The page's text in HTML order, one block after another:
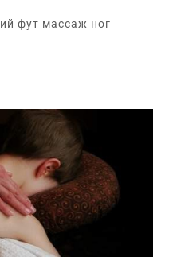
фут массаж ног